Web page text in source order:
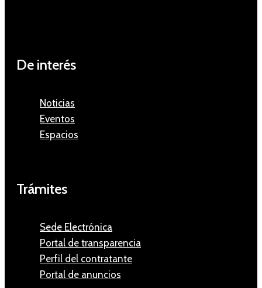
De interés
Noticias
Eventos
Espacios
Trámites
Sede Electrónica
Portal de transparencia
Perfil del contratante
Portal de anuncios